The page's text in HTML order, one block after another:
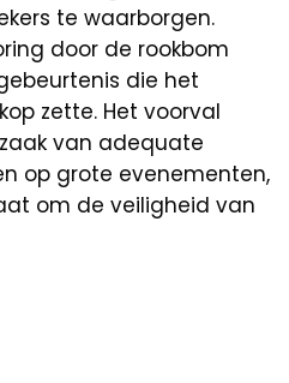
te waarborgen.
door de rookbom
die het
zette. Het voorval
van adequate
op grote evenementen,
om de veiligheid van